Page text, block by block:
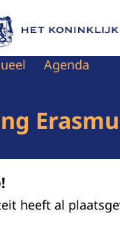
de homepage van Het
Agenda
heeft al